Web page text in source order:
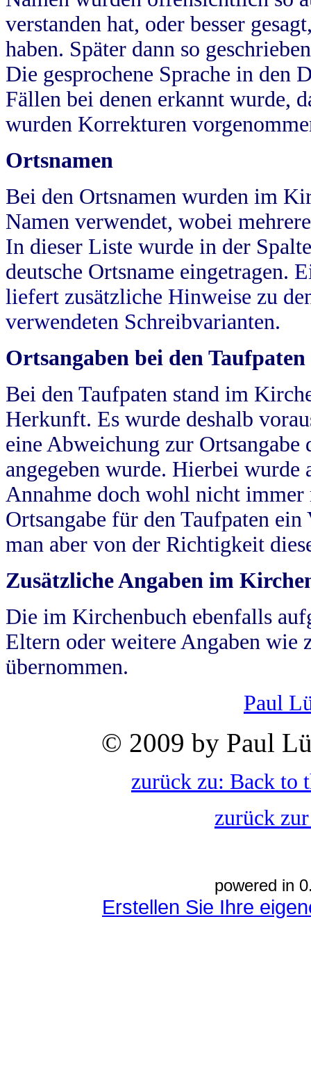
verstanden hat, oder besser
haben. Später dann so
Die gesprochene Sprache in
Fällen bei denen erkannt wurde,
wurden Korrekturen
Ortsnamen
Bei den Ortsnamen wurden im
Namen verwendet, wobei
In dieser Liste wurde in der
deutsche Ortsname eingetragen.
liefert zusätzliche Hinweise zu
verwendeten Schreibvarianten.
Ortsangaben bei den Taufpaten
Bei den Taufpaten stand im
Herkunft. Es wurde deshalb
eine Abweichung zur
angegeben wurde. Hierbei wurde
Annahme doch wohl nicht
Ortsangabe für den Taufpaten
man aber von der Richtigkeit
Zusätzliche Angaben im
Die im Kirchenbuch ebenfalls
Eltern oder weitere Angaben wie
übernommen.
Paul
© 2009 by Paul
zurück zu: Back to
zurück
powered in
Erstellen Sie Ihre